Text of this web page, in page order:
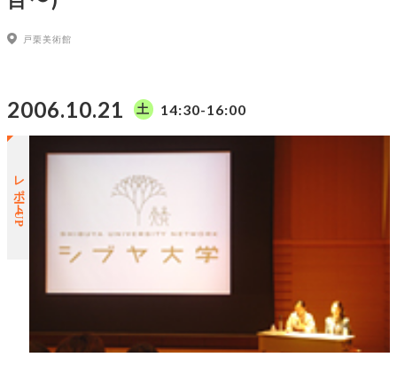
戸栗美術館
2006.10.21 土 14:30-16:00
レポートUP